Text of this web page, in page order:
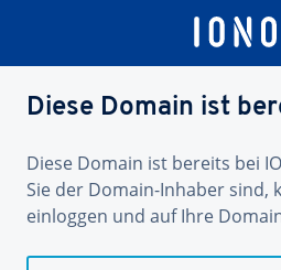
Diese Domain ist
Diese Domain ist bereits bei
Sie der Domain-Inhaber sind,
einloggen und auf Ihre